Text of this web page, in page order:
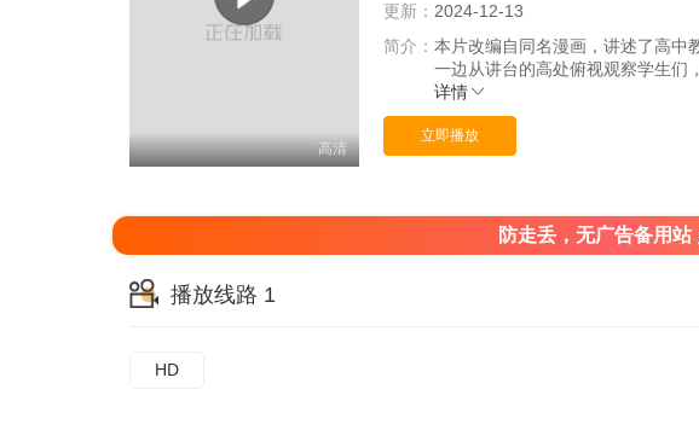
高清
更新： 2024-12-13
简介： 本片改编自同名漫画，讲述了高中
一边从讲台的高处俯视观察学生们
详情
立即播放
防走丢，无广告备用站
播放线路 1
HD